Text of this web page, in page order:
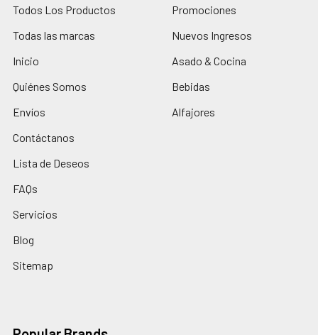
Todos Los Productos
Todas las marcas
Inicio
Quiénes Somos
Envíos
Contáctanos
Lista de Deseos
FAQs
Servicios
Blog
Sitemap
Promociones
Nuevos Ingresos
Asado & Cocina
Bebidas
Alfajores